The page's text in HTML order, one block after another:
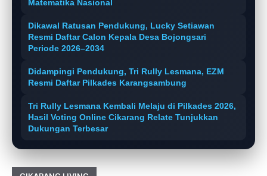
Matematika Nasional
Dikawal Ratusan Pendukung, Lucky Setiawan
Resmi Daftar Calon Kepala Desa Bojongsari
Periode 2026–2034
Didampingi Pendukung, Tri Rully Lesmana, EZM
Resmi Daftar Pilkades Karangsambung
Tri Rully Lesmana Kembali Melaju di Pilkades 2026,
Hasil Voting Online Cikarang Relate Tunjukkan
Dukungan Terbesar